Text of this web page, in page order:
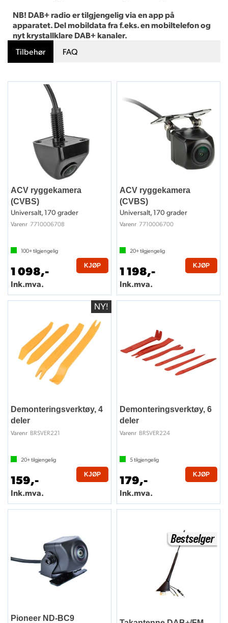
NB! DAB+ radio er tilgjengelig via en app på
apparatet. Del mobildata fra f.eks. en mobiltelefon og
nyt krystallklare DAB+ kanaler.
Tilbehør
FAQ
ACV ryggekamera
(CVBS)
Universalt, 170 grader
Varenr 7710006708
100+tilgjengelig
1 098,-
Ink.mva.
KJØP
ACV ryggekamera
(CVBS)
Universalt, 170 grader
Varenr 7710006700
20+tilgjengelig
1 198,-
Ink.mva.
KJØP
Demonteringsverktøy, 4
deler
Varenr BRSVER221
20+tilgjengelig
159,-
Ink.mva.
KJØP
Demonteringsverktøy, 6
deler
Varenr BRSVER224
5tilgjengelig
179,-
Ink.mva.
KJØP
Pioneer ND-BC9